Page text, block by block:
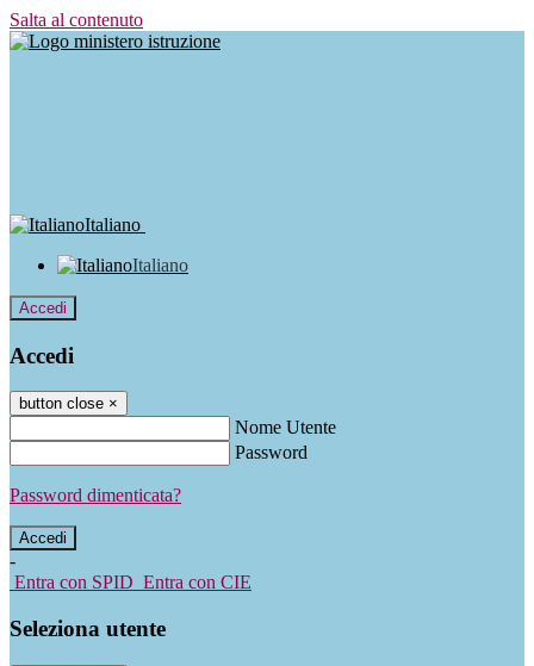
Salta al contenuto
Italiano
Italiano
Accedi
Accedi
button close ×
Nome Utente
Password
Password dimenticata?
-
Entra con SPID Entra con CIE
Seleziona utente